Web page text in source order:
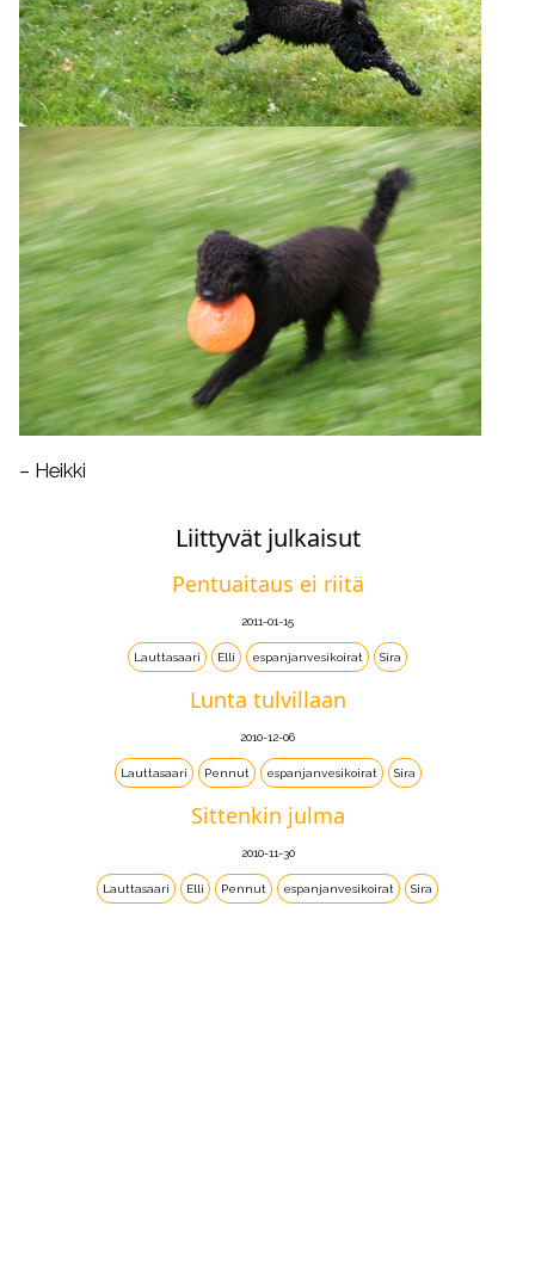
– Heikki
Liittyvät julkaisut
Pentuaitaus ei riitä
2011-01-15
Lauttasaari Elli espanjanvesikoirat Sira
Lunta tulvillaan
2010-12-06
Lauttasaari Pennut espanjanvesikoirat Sira
Sittenkin julma
2010-11-30
Lauttasaari Elli Pennut espanjanvesikoirat Sira